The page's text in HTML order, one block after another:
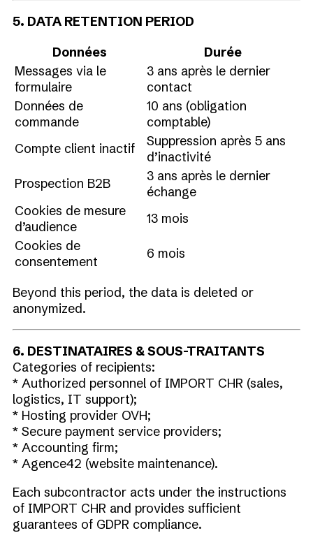
5. DATA RETENTION PERIOD
Données
Durée
Messages via le
formulaire
3 ans après le dernier
contact
Données de
commande
10 ans (obligation
comptable)
Compte client inactif
Suppression après 5 ans
d’inactivité
Prospection B2B
3 ans après le dernier
échange
Cookies de mesure
d’audience
13 mois
Cookies de
consentement
6 mois
Beyond this period, the data is deleted or
anonymized.
6. DESTINATAIRES & SOUS-TRAITANTS
Categories of recipients:
* Authorized personnel of IMPORT CHR (sales,
logistics, IT support);
* Hosting provider OVH;
* Secure payment service providers;
* Accounting firm;
* Agence42 (website maintenance).
Each subcontractor acts under the instructions
of IMPORT CHR and provides sufficient
guarantees of GDPR compliance.